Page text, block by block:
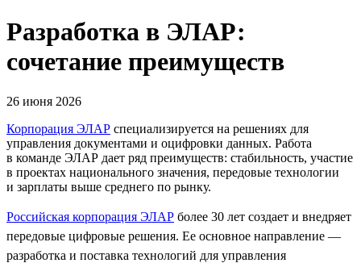
Разработка в ЭЛАР:
сочетание преимуществ
26 июня 2026
Корпорация ЭЛАР специализируется на решениях для
управления документами и оцифровки данных. Работа
в команде ЭЛАР дает ряд преимуществ: стабильность, участие
в проектах национального значения, передовые технологии
и зарплаты выше среднего по рынку.
Российская корпорация ЭЛАР более 30 лет создает и внедряет
передовые цифровые решения. Ее основное направление —
разработка и поставка технологий для управления